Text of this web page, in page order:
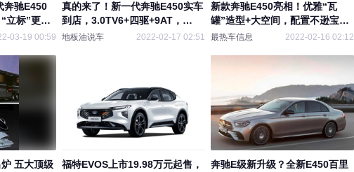
奔驰E450
立标”更帅
03-19 00:59
真的来了！新一代奔驰E450实车
到店，3.0TV6+四驱+9AT，
AMG不香了
地板油说车 2022-02-17 02:51
新款奔驰E450亮相！优雅“瓦
罐”造型+大空间，配置不逊宝马
5系
最热车信息 2022-02-16 02:12
五大顶级
福特EVOS上市19.98万元起售，
奔驰E级新升级？全新E450百里